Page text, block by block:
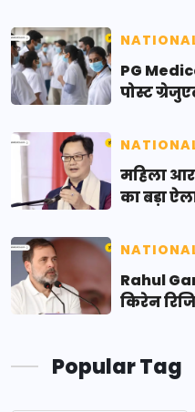
PG
पोस्ट
महिला
का बड़ा
Rahul
किरेन
Popular Tag